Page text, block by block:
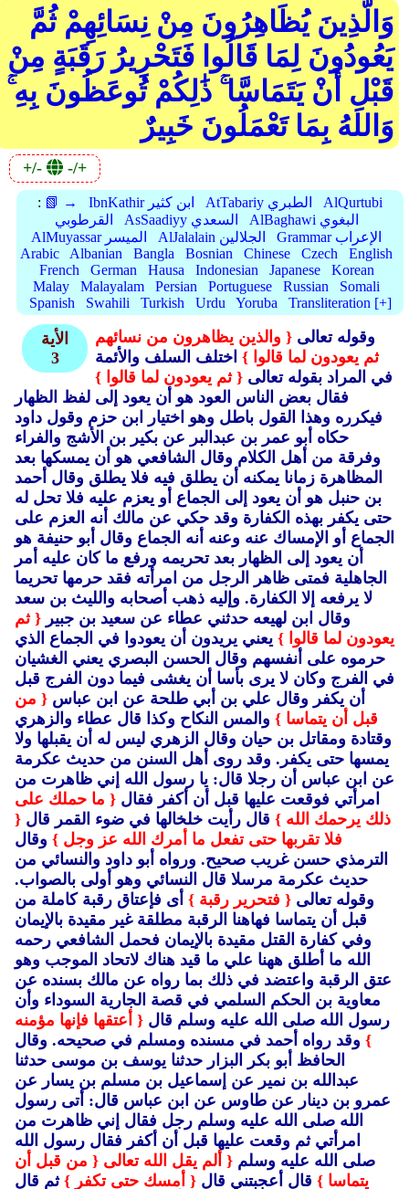
وَالَّذِينَ يُظَاهِرُونَ مِنْ نِسَائِهِمْ ثُمَّ
يَعُودُونَ لِمَا قَالُوا فَتَحْرِيرُ رَقَبَةٍ مِنْ
قَبْلِ أَنْ يَتَمَاسَّا ۚ ذَٰلِكُمْ تُوعَظُونَ بِهِ ۚ
وَاللهُ بِمَا تَعْمَلُونَ خَبِيرٌ
+/- -/+
: 📗 → IbnKathir ابن كثير AtTabariy الطبري
AlQurtubi
القرطوبي
AsSaadiyy السعدي
AlBaghawi البغوي
AlMuyassar الميسر
AlJalalain الجلالين
Grammar الإعراب
Arabic
Albanian Bangla Bosnian Chinese Czech
English
French
German Hausa Indonesian Japanese
Korean
Malay
Malayalam Persian Portuguese Russian
Somali
Spanish
Swahili Turkish Urdu Yoruba Transliteration [+]
الأية
3
وقوله تعالى { والذين يظاهرون من نسائهم
ثم يعودون لما قالوا } اختلف السلف والأئمة
في المراد بقوله تعالى { ثم يعودون لما قالوا }
فقال بعض الناس العود هو أن يعود إلى لفظ الظهار
فيكرره وهذا القول باطل وهو اختيار ابن حزم وقول داود
حكاه أبو عمر بن عبدالبر عن بكير بن الأشج والفراء
وفرقة من أهل الكلام وقال الشافعي هو أن يمسكها بعد
المظاهرة زمانا يمكنه أن يطلق فيه فلا يطلق وقال أحمد
بن حنبل هو أن يعود إلى الجماع أو يعزم عليه فلا تحل له
حتى يكفر بهذه الكفارة وقد حكي عن مالك أنه العزم على
الجماع أو الإمساك عنه وعنه أنه الجماع وقال أبو حنيفة هو
أن يعود إلى الظهار بعد تحريمه ورفع ما كان عليه أمر
الجاهلية فمتى ظاهر الرجل من امرأته فقد حرمها تحريما
لا يرفعه إلا الكفارة. وإليه ذهب أصحابه والليث بن سعد
وقال ابن لهيعه حدثني عطاء عن سعيد بن جبير { ثم
يعودون لما قالوا } يعني يريدون أن يعودوا في الجماع الذي
حرموه على أنفسهم وقال الحسن البصري يعني الغشيان
في الفرج وكان لا يرى بأسا أن يغشى فيما دون الفرج قبل
أن يكفر وقال علي بن أبي طلحة عن ابن عباس { من
قبل أن يتماسا } والمس النكاح وكذا قال عطاء والزهري
وقتادة ومقاتل بن حيان وقال الزهري ليس له أن يقبلها ولا
يمسها حتى يكفر. وقد روى أهل السنن من حديث عكرمة
عن ابن عباس أن رجلا قال: يا رسول الله إني ظاهرت من
امرأتي فوقعت عليها قبل أن أكفر فقال { ما حملك على
ذلك يرحمك الله } قال رأيت خلخالها في ضوء القمر قال {
فلا تقربها حتى تفعل ما أمرك الله عز وجل } وقال
الترمذي حسن غريب صحيح. ورواه أبو داود والنسائي من
حديث عكرمة مرسلا قال النسائي وهو أولى بالصواب.
وقوله تعالى { فتحرير رقبة } أى فإعتاق رقبة كاملة من
قبل أن يتماسا فهاهنا الرقبة مطلقة غير مقيدة بالإيمان
وفي كفارة القتل مقيدة بالإيمان فحمل الشافعي رحمه
الله ما أطلق ههنا علي ما قيد هناك لاتحاد الموجب وهو
عتق الرقبة واعتضد في ذلك بما رواه عن مالك بسنده عن
معاوية بن الحكم السلمي في قصة الجارية السوداء وأن
رسول الله صلى الله عليه وسلم قال { أعتقها فإنها مؤمنه
} وقد رواه أحمد في مسنده ومسلم في صحيحه. وقال
الحافظ أبو بكر البزار حدثنا يوسف بن موسى حدثنا
عبدالله بن نمير عن إسماعيل بن مسلم بن يسار عن
عمرو بن دينار عن طاوس عن ابن عباس قال: أتى رسول
الله صلى الله عليه وسلم رجل فقال إني ظاهرت من
امرأتي ثم وقعت عليها قبل أن أكفر فقال رسول الله
صلى الله عليه وسلم { ألم يقل الله تعالى { من قبل أن
يتماسا } قال أعجبتني قال { أمسك حتى تكفر } ثم قال